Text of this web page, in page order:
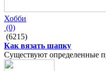
Хобби
(0)
(6215)
Как вязать шапку
Существуют определенные